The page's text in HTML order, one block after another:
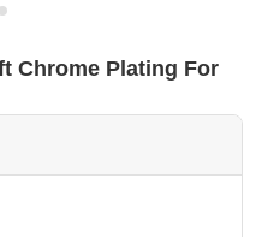
Chrome Plating For